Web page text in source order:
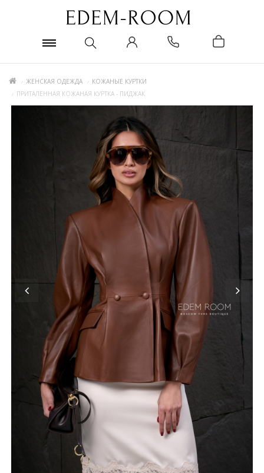
ЖЕНСКАЯ ОДЕЖДА
КОЖАНЫЕ КУРТКИ
ПРИТАЛЕННАЯ КОЖАНАЯ КУРТКА - ПИДЖАК